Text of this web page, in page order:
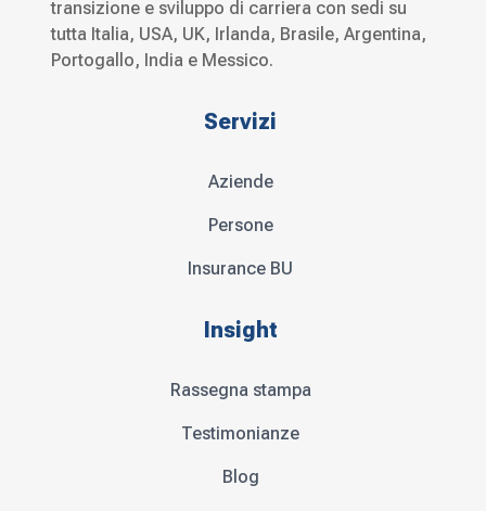
transizione e sviluppo di carriera con sedi su
tutta Italia, USA, UK, Irlanda, Brasile, Argentina,
Portogallo, India e Messico.
Servizi
Aziende
Persone
Insurance BU
Insight
Rassegna stampa
Testimonianze
Blog